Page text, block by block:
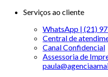
Serviços ao cliente
WhatsApp | (21)
Central de
Canal Confidencial
Assessoria de